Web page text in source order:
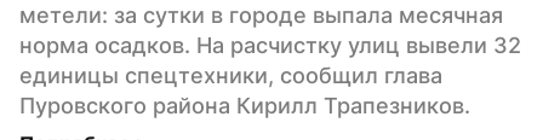
метели: за сутки в городе выпала месячная
норма осадков. На расчистку улиц вывели 32
единицы спецтехники, сообщил глава
Пуровского района Кирилл Трапезников.